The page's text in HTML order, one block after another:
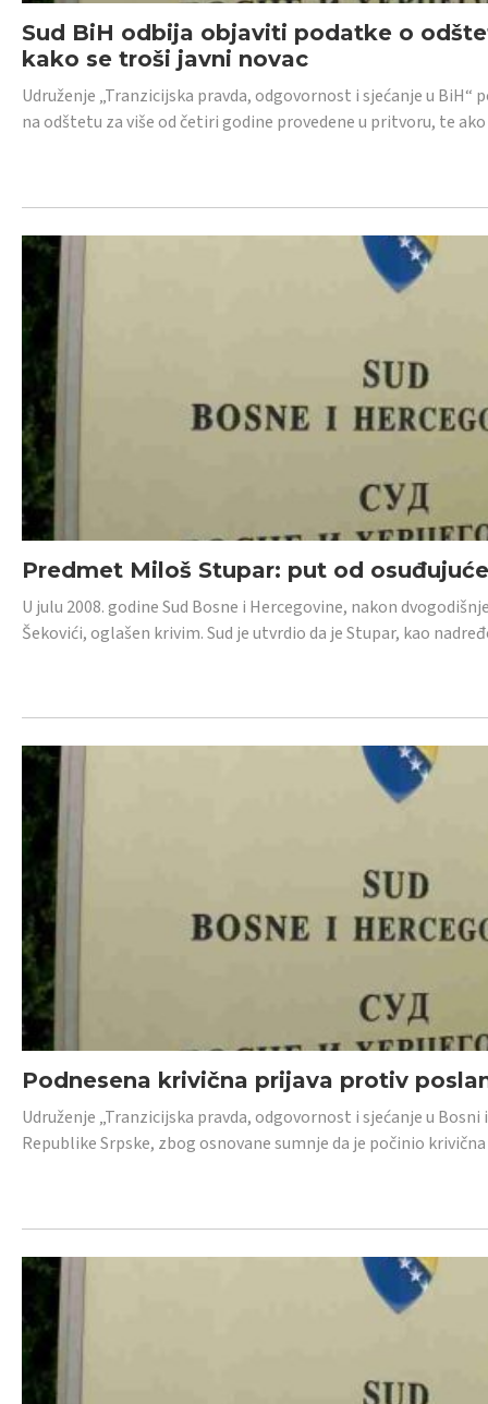
Sud BiH odbija objaviti podatke o
kako se troši javni novac
Udruženje „Tranzicijska pravda, odgovornost i sjećanje u
na odštetu za više od četiri godine provedene u pritvoru, te
Predmet Miloš Stupar: put od
U julu 2008. godine Sud Bosne i Hercegovine, nakon
Šekovići, oglašen krivim. Sud je utvrdio da je Stupar, kao
Podnesena krivična prijava protiv
Udruženje „Tranzicijska pravda, odgovornost i sjećanje u
Republike Srpske, zbog osnovane sumnje da je počinio